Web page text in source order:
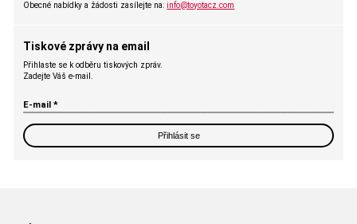
Obecné nabídky a žádosti zasílejte na: info@toyotacz.com
Tiskové zprávy na email
Přihlaste se k odběru tiskových zpráv.
Zadejte Váš e-mail.
E-mail *
Přihlásit se